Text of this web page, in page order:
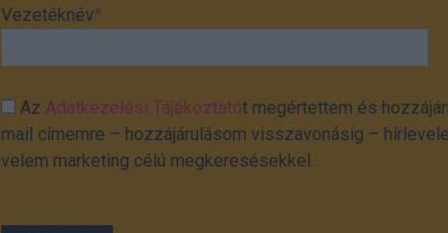
Vezetéknév*
AzAdatkezelési Tájékoztatót megértettem és
mail címemre – hozzájárulásom visszavonásig –
velem marketing célú megkeresésekkel.